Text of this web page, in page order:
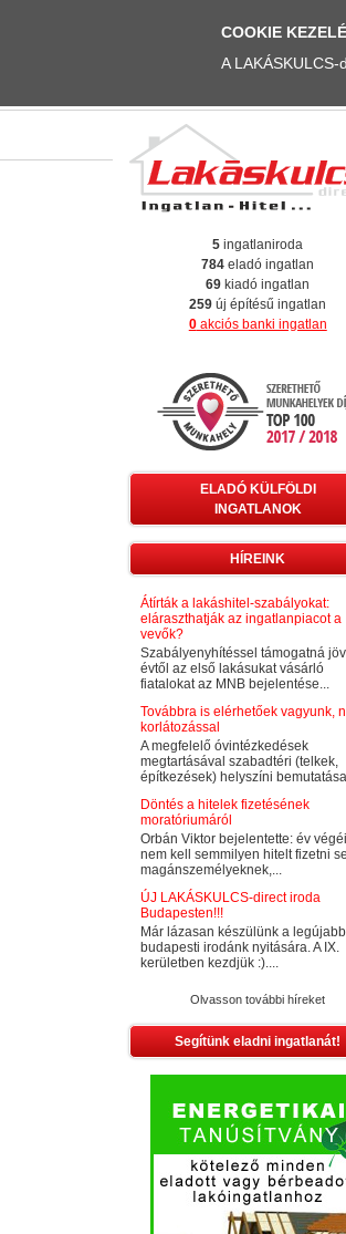
COOKIE
A
5 ingatlaniroda
784 eladó ingatlan
69 kiadó ingatlan
259 új építésű ingatlan
0akciós banki ingatlan
ELADÓ KÜLFÖLDI
INGATLANOK
HÍREINK
Átírták a lakáshitel-szabályokat:
eláraszthatják az ingatlanpiacot a
vevők?
Szabályenyhítéssel támogatná
évtől az első lakásukat vásárló
fiatalokat az MNB bejelentése...
Továbbra is elérhetőek vagyunk,
korlátozással
A megfelelő óvintézkedések
megtartásával szabadtéri (telkek,
építkezések) helyszíni
Döntés a hitelek fizetésének
moratóriumáról
Orbán Viktor bejelentette: év
nem kell semmilyen hitelt fizetni
magánszemélyeknek,...
ÚJ LAKÁSKULCS-direct iroda
Budapesten!!!
Már lázasan készülünk a
budapesti irodánk nyitására. A IX.
kerületben kezdjük :)....
Olvasson további híreket
Segítünk eladni ingatlanát!